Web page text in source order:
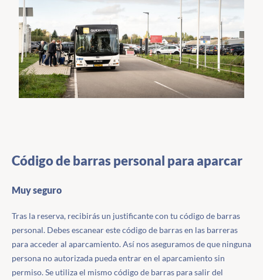
Código de barras personal para aparcar
Muy seguro
Tras la reserva, recibirás un justificante con tu código de barras
personal. Debes escanear este código de barras en las barreras
para acceder al aparcamiento. Así nos aseguramos de que ninguna
persona no autorizada pueda entrar en el aparcamiento sin
permiso. Se utiliza el mismo código de barras para salir del